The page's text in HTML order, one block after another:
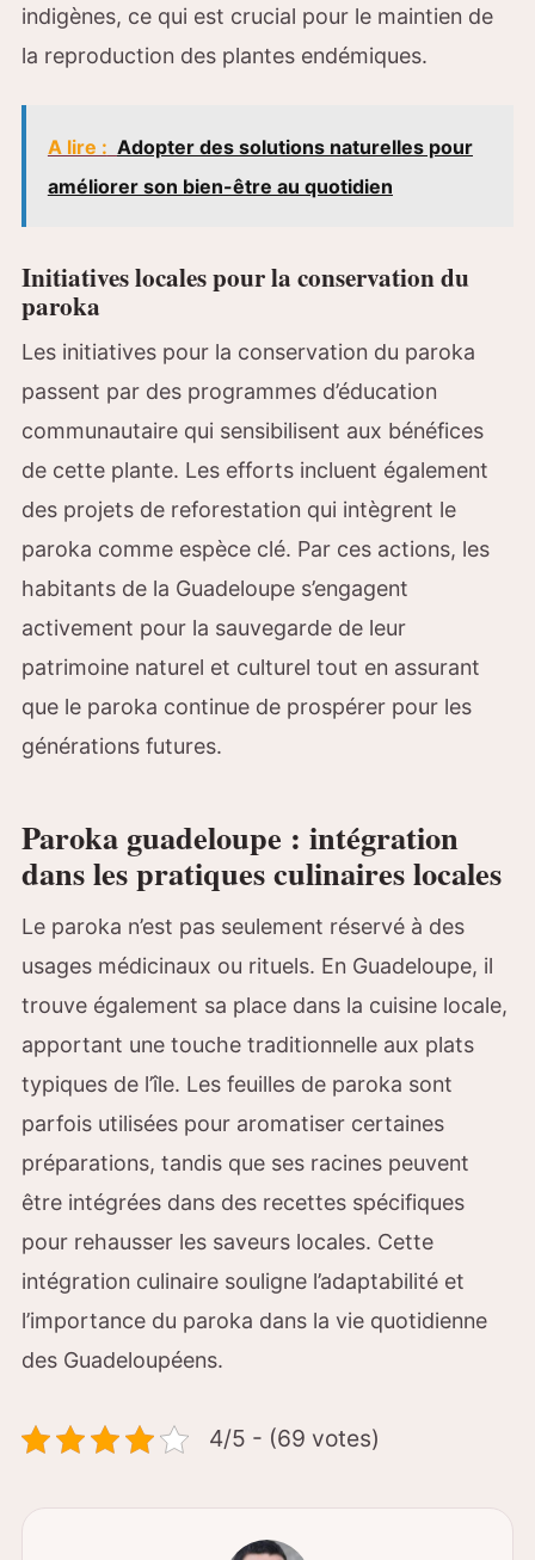
indigènes, ce qui est crucial pour le maintien de
la reproduction des plantes endémiques.
A lire : Adopter des solutions naturelles pour
améliorer son bien-être au quotidien
Initiatives locales pour la conservation du
paroka
Les initiatives pour la conservation du paroka
passent par des programmes d’éducation
communautaire qui sensibilisent aux bénéfices
de cette plante. Les efforts incluent également
des projets de reforestation qui intègrent le
paroka comme espèce clé. Par ces actions, les
habitants de la Guadeloupe s’engagent
activement pour la sauvegarde de leur
patrimoine naturel et culturel tout en assurant
que le paroka continue de prospérer pour les
générations futures.
Paroka guadeloupe : intégration
dans les pratiques culinaires locales
Le paroka n’est pas seulement réservé à des
usages médicinaux ou rituels. En Guadeloupe, il
trouve également sa place dans la cuisine locale,
apportant une touche traditionnelle aux plats
typiques de l’île. Les feuilles de paroka sont
parfois utilisées pour aromatiser certaines
préparations, tandis que ses racines peuvent
être intégrées dans des recettes spécifiques
pour rehausser les saveurs locales. Cette
intégration culinaire souligne l’adaptabilité et
l’importance du paroka dans la vie quotidienne
des Guadeloupéens.
4/5 - (69 votes)